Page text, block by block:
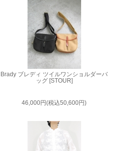
Brady ブレディ ツイルワンショルダーバ
ッグ [STOUR]
46,000円(税込50,600円)